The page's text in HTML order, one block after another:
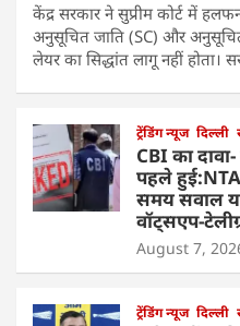
केंद्र सरकार ने सुप्रीम कोर्ट में
अनुसूचित जाति (SC) और
लेयर का सिद्धांत लागू नहीं होता।
ट्रेंडिंग न्यूज दिल्ली
CBI का
पहले
समय सवाल
वॉट्सएप-
August 7,
ट्रेंडिंग न्यूज दिल्ली